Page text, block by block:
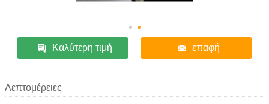
Καλύτερη τιμή επαφή
Λεπτομέρειες